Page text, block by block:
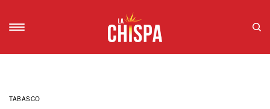
TABASCO